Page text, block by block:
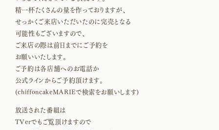
精一杯たくさんの量を作っておりますが、
せっかくご来店いただいたのに完売となる
可能性もございますので、
ご来店の際は前日までにご予約を
お願いいたします。
ご予約は各店舗へのお電話か
公式ラインからご予約頂けます。
(chiffoncakeMARIEで検索をお願いします)
放送された番組は
TVerでもご覧頂けますので